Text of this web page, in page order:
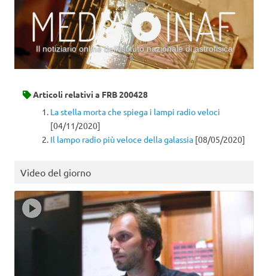
Il notiziario online dell’Istituto nazionale di astrofisica
Articoli relativi a FRB 200428
La stella morta che spiega i lampi radio veloci
[04/11/2020]
Il lampo radio più veloce della galassia [08/05/2020]
Video del giorno